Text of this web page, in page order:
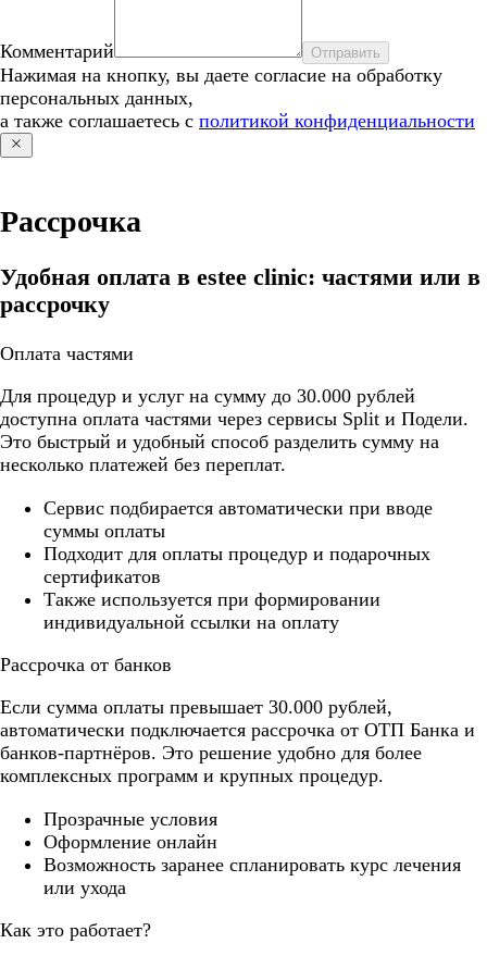
Комментарий Отправить
Нажимая на кнопку, вы даете согласие на обработку
персональных данных,
а также соглашаетесь с политикой конфиденциальности
Рассрочка
Удобная оплата в estee clinic: частями или в
рассрочку
Оплата частями
Для процедур и услуг на сумму до 30.000 рублей
доступна оплата частями через сервисы Split и Подели.
Это быстрый и удобный способ разделить сумму на
несколько платежей без переплат.
Cервис подбирается автоматически при вводе
суммы оплаты
Подходит для оплаты процедур и подарочных
сертификатов
Также используется при формировании
индивидуальной ссылки на оплату
Рассрочка от банков
Если сумма оплаты превышает 30.000 рублей,
автоматически подключается рассрочка от ОТП Банка и
банков-партнёров. Это решение удобно для более
комплексных программ и крупных процедур.
Прозрачные условия
Оформление онлайн
Возможность заранее спланировать курс лечения
или ухода
Как это работает?